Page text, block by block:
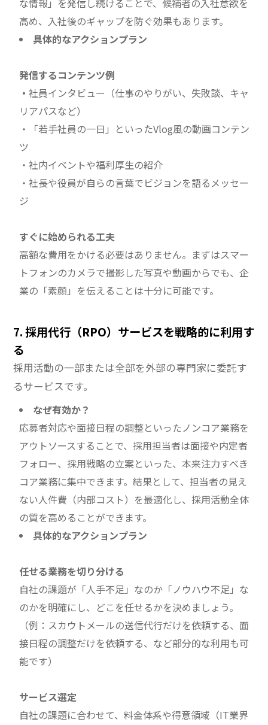
な情報」を発信し続けることで、候補者の入社意欲を
高め、入社後のギャップを防ぐ効果もあります。
具体的なアクションプラン
発信するコンテンツ例
・社員インタビュー（仕事のやりがい、失敗談、キャ
リアパスなど）
・「若手社員の一日」といったVlog風の動画コンテン
ツ
・社内イベントや福利厚生の紹介
・社長や役員が自らの言葉でビジョンを語るメッセー
ジ
すぐに始められる工夫
高額な費用をかける必要はありません。まずはスマー
トフォンのカメラで撮影した写真や動画からでも、企
業の「素顔」を伝えることは十分に可能です。
7. 採用代行（RPO）サービスを戦略的に利用す
る
採用活動の一部または全部を外部の専門家に委託す
るサービスです。
なぜ有効か？
応募者対応や面接日程の調整といったノンコア業務を
アウトソースすることで、採用担当者は面接や内定者
フォロー、採用戦略の立案といった、本来注力すべき
コア業務に集中できます。結果として、担当者の見え
ない人件費（内部コスト）を最適化し、採用活動全体
の質を高めることができます。
具体的なアクションプラン
任せる業務を切り分ける
自社の課題が「人手不足」なのか「ノウハウ不足」な
のかを明確にし、どこを任せるかを決めましょう。
（例：スカウトメールの送信代行だけを依頼する、面
接日程の調整だけを依頼する、など部分的な利用も可
能です）
サービス選定
自社の課題に合わせて、料金体系や得意領域（IT業界